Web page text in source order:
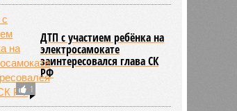
1
ДТП с участием ребёнка на
электросамокате
заинтересовался глава СК
РФ